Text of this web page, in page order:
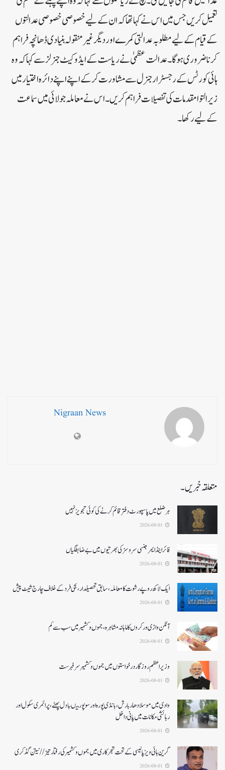
تعمیل کریں جس میں اس نے کہا تھا کہ ان کے لیے خصوصی خصوصی عدالتوں
کے قیام کے لیے مطلوبہ عدالتی کمرے اور دیگر غیر منقولہ بنیادی ڈھانچہ فراہم
کرنا ضروری ہوگا۔عدالت عظمیٰ نے ریاست کے ایڈوکیٹ جنرلز سے کہا کہ وہ
ہائی کورٹس کے رجسٹرار جنرل سے مشاورت کرکے اپنے اپنے دائرہ اختیار میں
زیر التوا مقدمات کی تفصیلات فراہم کریں۔اس نے معاملہ جولائی میں سماعت
کے لیے رکھا۔
Nigraan News
متعلقہ خبریں۔
ہر ضلع میں پاسپورٹ دفتر قائم کرنے کی کوئی تجویز نہیں
فائر اینڈ ایمرجنسی سروسزکی بھرتیوں میں بے ضابطگیاں
ایک لاکھ روپے رشوت کا معاملہ،سابق تحصیلدار، نجی فرد کے خلاف چارج شیٹ پیش
آنگن واڑی ورکروں کا ماہانہ مشاہرہ، جموں و کشمیر میں سب سے کم
وزیر اعظم روزگار درخواستوں میں جموں و کشمیر سرفہرست
وادی میں موسلادھار بارش،بانڈی پورہ اور سوپور میںبادل پھٹے، پرائمری سکول اور
رہائشی مکانات میں پانی داخل
گرین ہائی ویز پالیسی کے تحت شجرکاری میں جموں و کشمیر کی رفتار تیز// نیتن گڈکری